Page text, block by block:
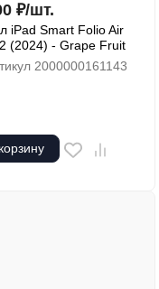
₽/шт.
iPad Smart Folio Air
(2024) - Grape Fruit
2000000161143